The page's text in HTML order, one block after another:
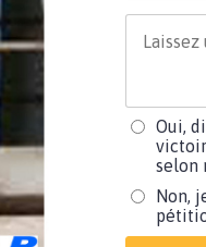
Oui,
selon
Non,